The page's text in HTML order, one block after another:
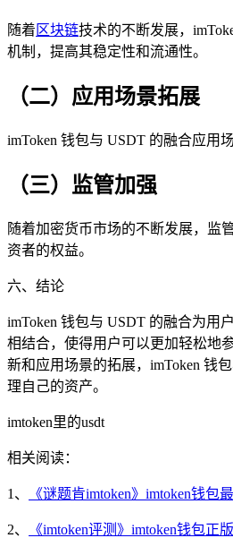
随着 区块链技术的不断发展，
机制，提高其稳定性和流通性。
（二）应用场景拓展
imToken 钱包与 USDT 的融合应用
（三）监管加强
随着加密货币市场的不断发展，监
资者的权益。
六、结论
imToken 钱包与 USDT 的融合为用
相结合，使得用户可以更加轻松地
新和应用场景的拓展，imToken 钱
理自己的资产。
imtoken里的usdt
相关阅读：
1、 《谜题肯imtoken》imtoken钱包
2、 《imtoken评测》imtoken钱包正